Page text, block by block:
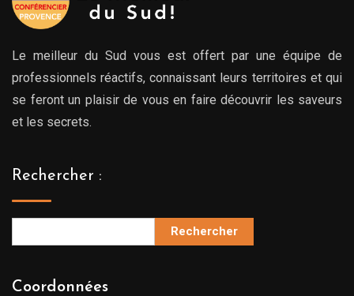
Le meilleur du Sud vous est offert par une équipe de
professionnels réactifs, connaissant leurs territoires et qui
se feront un plaisir de vous en faire découvrir les saveurs
et les secrets.
Rechercher :
Rechercher
Coordonnées